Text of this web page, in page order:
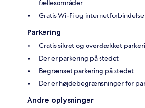
fællesområder
Gratis Wi-Fi og
Parkering
Gratis sikret og overdækket
Der er parkering på stedet
Begrænset parkering på stedet
Der er højdebegrænsninger for
Andre oplysninger